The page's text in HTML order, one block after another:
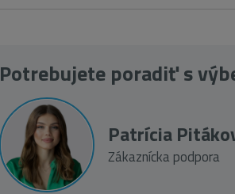
Potrebujete poradiť s
Patrícia
Zákaznícka podpora